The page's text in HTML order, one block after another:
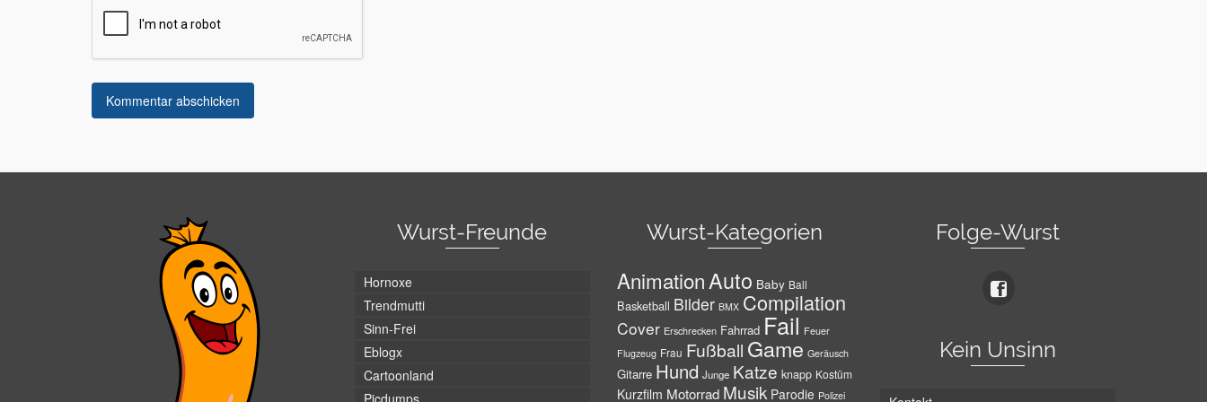
Wurst-Freunde
Hornoxe
Trendmutti
Sinn-Frei
Eblogx
Cartoonland
Picdumps
Wurst-Kategorien
AnimationAuto Baby Ball
Basketball Bilder BMX Compilation
Cover Erschrecken Fahrrad Fail Feuer
Flugzeug Frau Fußball Game Geräusch
Gitarre Hund Junge Katze knapp Kostüm
Kurzfilm Motorrad Musik Parodie Polizei
Folge-Wurst
Kein Unsinn